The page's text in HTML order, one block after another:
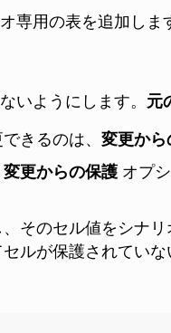
専用の表を追加しま
いようにします。 元
きるのは、 変更か
変更からの保護 オプ
そのセル値をシナリ
ルが保護されていな